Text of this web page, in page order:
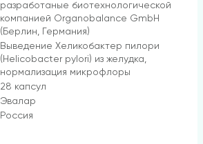
разработаные биотехнологической
компанией Organobalance GmbH
(Берлин, Германия)
Выведение Хеликобактер пилори
(Helicobacter pylori) из желудка,
нормализация микрофлоры
28 капсул
Эвалар
Россия